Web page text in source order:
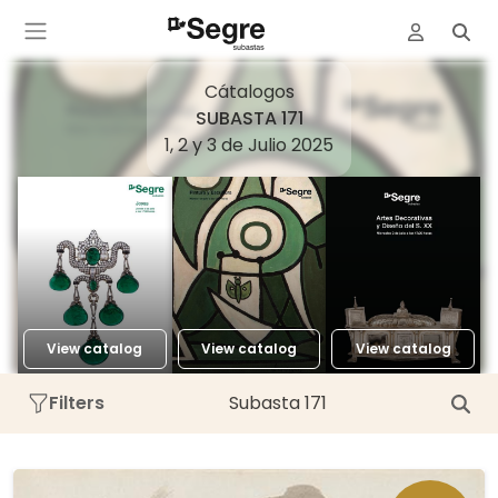
Cátalogos
SUBASTA 171
1, 2 y 3 de Julio 2025
View catalog View catalog View catalog
Filters Subasta 171